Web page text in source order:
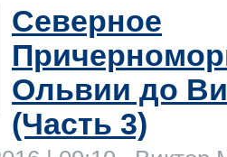
Северное
Ольвии до
(Часть 3)